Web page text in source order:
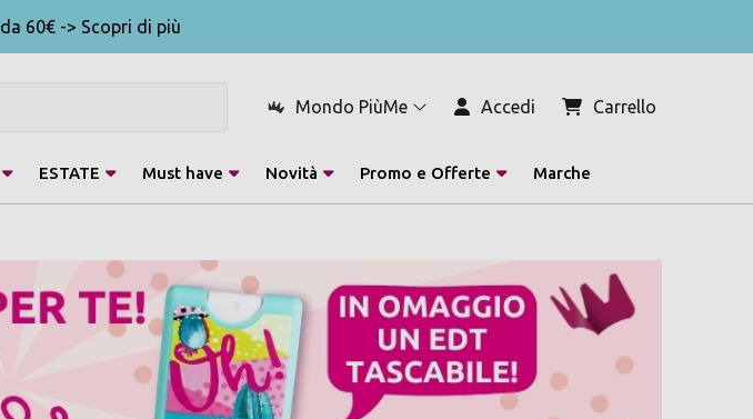
da 60€ -> Scopri di più
Mondo PiùMe Accedi Carrello
ESTATE Must have Novità Promo e Offerte Marche